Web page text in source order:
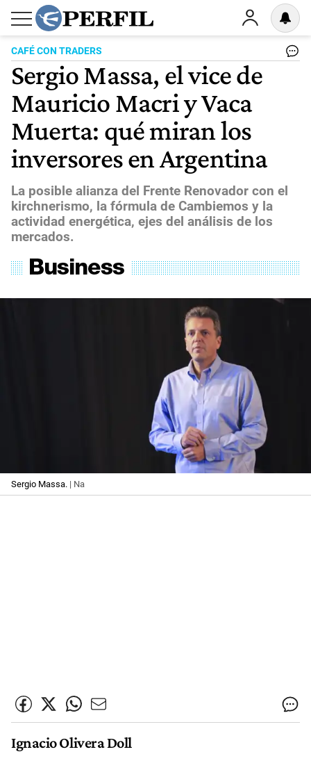
CAFÉ CON TRADERS
Sergio Massa, el vice de
Mauricio Macri y Vaca
Muerta: qué miran los
inversores en Argentina
La posible alianza del Frente Renovador con el
kirchnerismo, la fórmula de Cambiemos y la
actividad energética, ejes del análisis de los
mercados.
Sergio Massa. | Na
Ignacio Olivera Doll